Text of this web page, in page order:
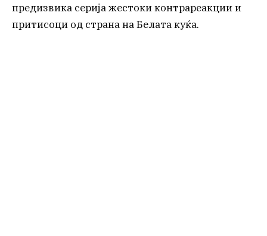
предизвика серија жестоки контрареакции и
притисоци од страна на Белата куќа.